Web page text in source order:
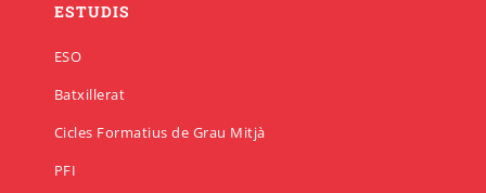
ESTUDIS
ESO
Batxillerat
Cicles Formatius de Grau Mitjà
PFI